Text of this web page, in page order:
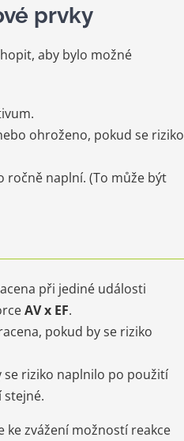
prvky
aby bylo možné
ohroženo, pokud se riziko
ročně naplní. (To může být
při jediné události
AV x EF.
pokud by se riziko
se riziko naplnilo po použití
stejné.
ke zvážení možností reakce